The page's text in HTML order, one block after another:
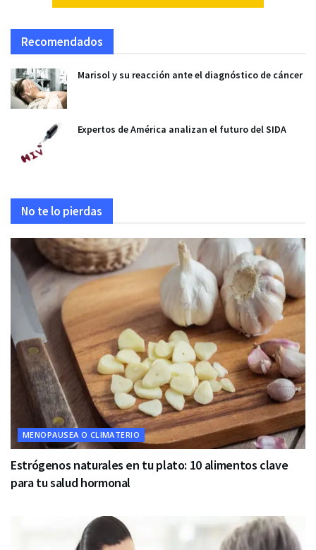
Recomendados
Marisol y su reacción ante el diagnóstico de cáncer
Expertos de América analizan el futuro del SIDA
No te lo pierdas
MENOPAUSEA O CLIMATERIO
Estrógenos naturales en tu plato: 10 alimentos clave
para tu salud hormonal